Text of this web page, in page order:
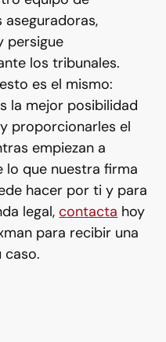
aseguradoras,
persigue
los tribunales.
es el mismo:
la mejor posibilidad
proporcionarles el
empiezan a
lo que nuestra firma
hacer por ti y para
legal,contacta hoy
para recibir una